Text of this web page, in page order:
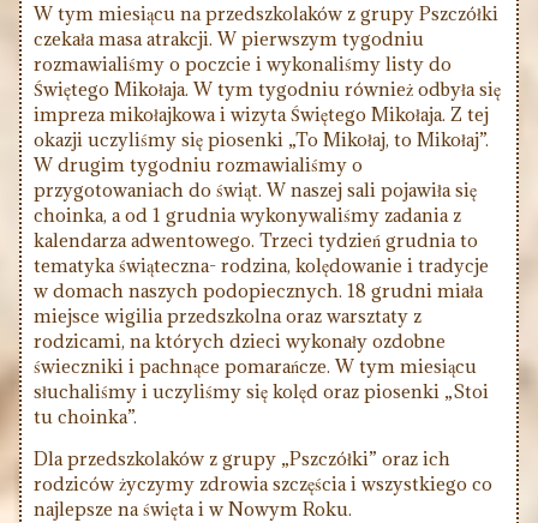
W tym miesiącu na przedszkolaków z grupy Pszczółki
czekała masa atrakcji. W pierwszym tygodniu
rozmawialiśmy o poczcie i wykonaliśmy listy do
Świętego Mikołaja. W tym tygodniu również odbyła się
impreza mikołajkowa i wizyta Świętego Mikołaja. Z tej
okazji uczyliśmy się piosenki „To Mikołaj, to Mikołaj”.
W drugim tygodniu rozmawialiśmy o
przygotowaniach do świąt. W naszej sali pojawiła się
choinka, a od 1 grudnia wykonywaliśmy zadania z
kalendarza adwentowego. Trzeci tydzień grudnia to
tematyka świąteczna- rodzina, kolędowanie i tradycje
w domach naszych podopiecznych. 18 grudni miała
miejsce wigilia przedszkolna oraz warsztaty z
rodzicami, na których dzieci wykonały ozdobne
świeczniki i pachnące pomarańcze. W tym miesiącu
słuchaliśmy i uczyliśmy się kolęd oraz piosenki „Stoi
tu choinka”.
Dla przedszkolaków z grupy „Pszczółki” oraz ich
rodziców życzymy zdrowia szczęścia i wszystkiego co
najlepsze na święta i w Nowym Roku.